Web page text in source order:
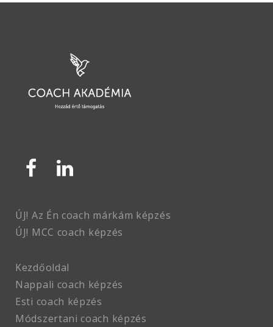
ÚJ! Az Én coach márkám képzés
ÚJ! MCC coach képzés
Kezdőoldal
Nappali coach képzés
Esti coach képzés
Módszertani coach képzés